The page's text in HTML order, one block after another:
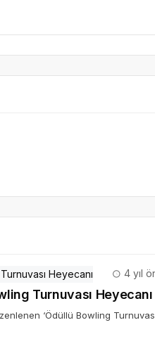
4 yıl
Turnuvası Heyecanı
‘Ödüllü Bowling